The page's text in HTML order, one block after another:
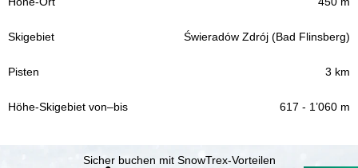
Świeradów Zdrój (Bad Flinsberg)
3 km
617 - 1’060 m
Sicher buchen mit SnowTrex-Vorteilen